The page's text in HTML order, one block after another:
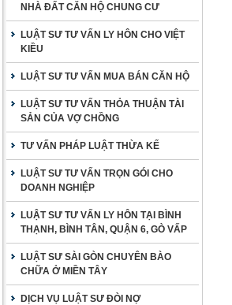
NHÀ ĐẤT CĂN HỘ CHUNG CƯ
LUẬT SƯ TƯ VẤN LY HÔN CHO VIỆT
KIỀU
LUẬT SƯ TƯ VẤN MUA BÁN CĂN HỘ
LUẬT SƯ TƯ VẤN THỎA THUẬN TÀI
SẢN CỦA VỢ CHỒNG
TƯ VẤN PHÁP LUẬT THỪA KẾ
LUẬT SƯ TƯ VẤN TRỌN GÓI CHO
DOANH NGHIỆP
LUẬT SƯ TƯ VẤN LY HÔN TẠI BÌNH
THẠNH, BÌNH TÂN, QUẬN 6, GÒ VẤP
LUẬT SƯ SÀI GÒN CHUYÊN BÀO
CHỮA Ở MIỀN TÂY
DỊCH VỤ LUẬT SƯ ĐÒI NỢ